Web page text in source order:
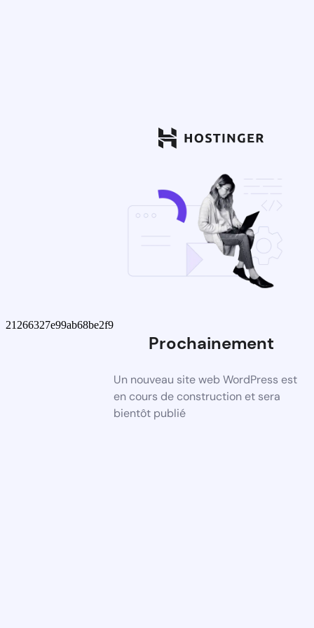
21266327e99ab68be2f9
Prochainement
Un nouveau site web WordPress est
en cours de construction et sera
bientôt publié